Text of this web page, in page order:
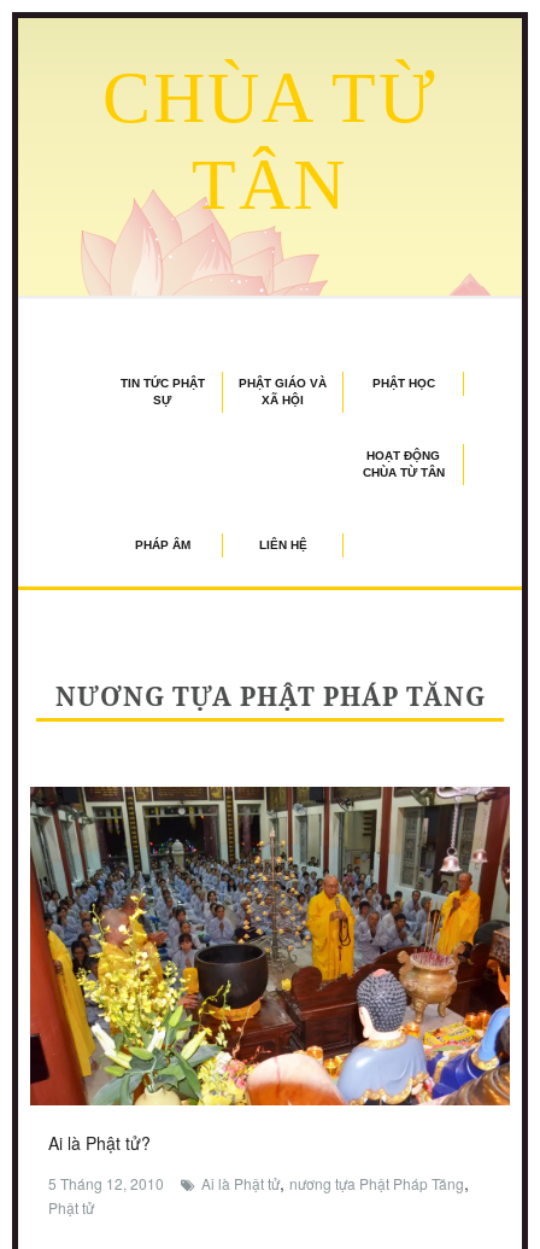
CHÙA TỪ
TÂN
TIN TỨC PHẬT
SỰ
PHẬT GIÁO VÀ
XÃ HỘI
PHẬT HỌC
HOẠT ĐỘNG
CHÙA TỪ TÂN
PHÁP ÂM LIÊN HỆ
NƯƠNG TỰA PHẬT PHÁP TĂNG
Ai là Phật tử?
5 Tháng 12, 2010 Ai là Phật tử, nương tựa Phật Pháp Tăng,
Phật tử